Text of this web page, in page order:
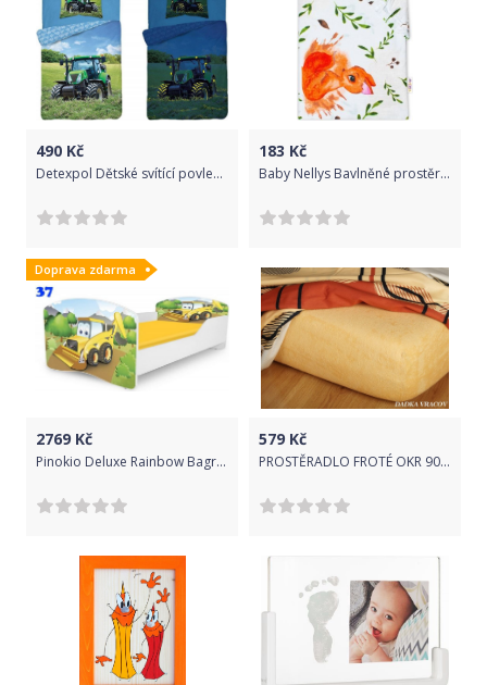
490 Kč
Detexpol Dětské svítící povlečení Traktor 140x200 cm
183 Kč
Baby Nellys Bavlněné prostěradlo 60 x 120 - Veverka
Doprava zdarma
2769 Kč
Pinokio Deluxe Rainbow Bagr 37 dětská postel
579 Kč
PROSTĚRADLO FROTÉ OKR 90/220/15